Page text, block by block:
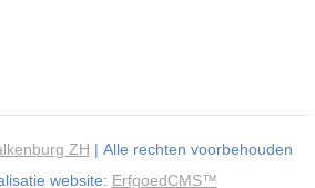
ZH | Alle rechten voorbehouden
website: ErfgoedCMS™